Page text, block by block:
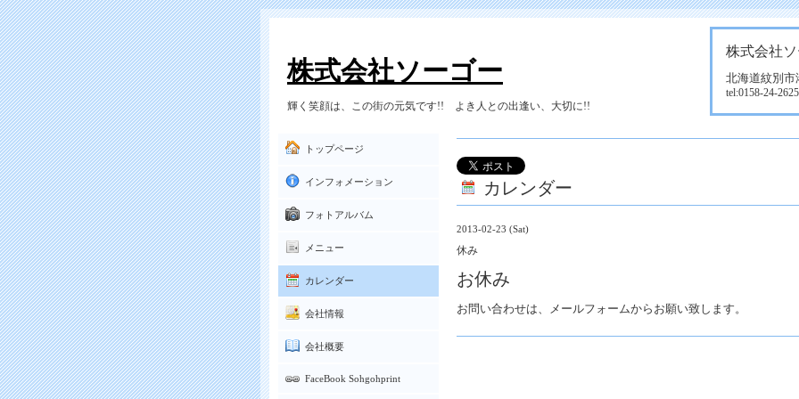
株式会社
北海道紋別市
tel:0158-24-2625
株式会社ソーゴー
輝く笑顔は、この街の元気です!! よき人との出逢い、大切に!!
カレンダー
2013-02-23 (Sat)
休み
お休み
お問い合わせは、メールフォームからお願い致します。
トップページ
インフォメーション
フォトアルバム
メニュー
カレンダー
会社情報
会社概要
FaceBook Sohgohprint